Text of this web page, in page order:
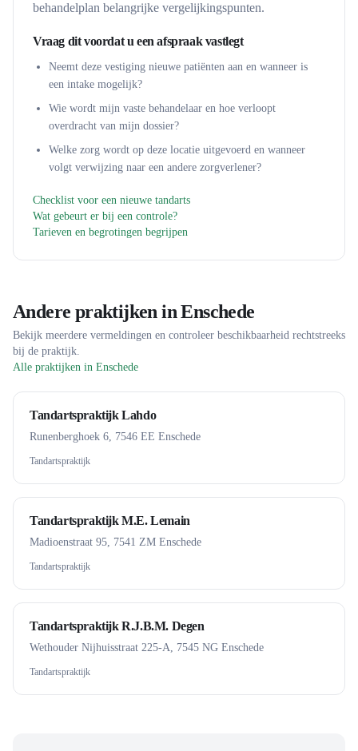
behandelplan belangrijke vergelijkingspunten.
Vraag dit voordat u een afspraak vastlegt
Neemt deze vestiging nieuwe patiënten aan en wanneer is
een intake mogelijk?
Wie wordt mijn vaste behandelaar en hoe verloopt
overdracht van mijn dossier?
Welke zorg wordt op deze locatie uitgevoerd en wanneer
volgt verwijzing naar een andere zorgverlener?
Checklist voor een nieuwe tandarts
Wat gebeurt er bij een controle?
Tarieven en begrotingen begrijpen
Andere praktijken inEnschede
Bekijk meerdere vermeldingen en controleer beschikbaarheid rechtstreeks
bij de praktijk.
Alle praktijken in Enschede
Tandartspraktijk Lahdo
Runenberghoek 6, 7546 EE Enschede
Tandartspraktijk
Tandartspraktijk M.E. Lemain
Madioenstraat 95, 7541 ZM Enschede
Tandartspraktijk
Tandartspraktijk R.J.B.M. Degen
Wethouder Nijhuisstraat 225-A, 7545 NG Enschede
Tandartspraktijk